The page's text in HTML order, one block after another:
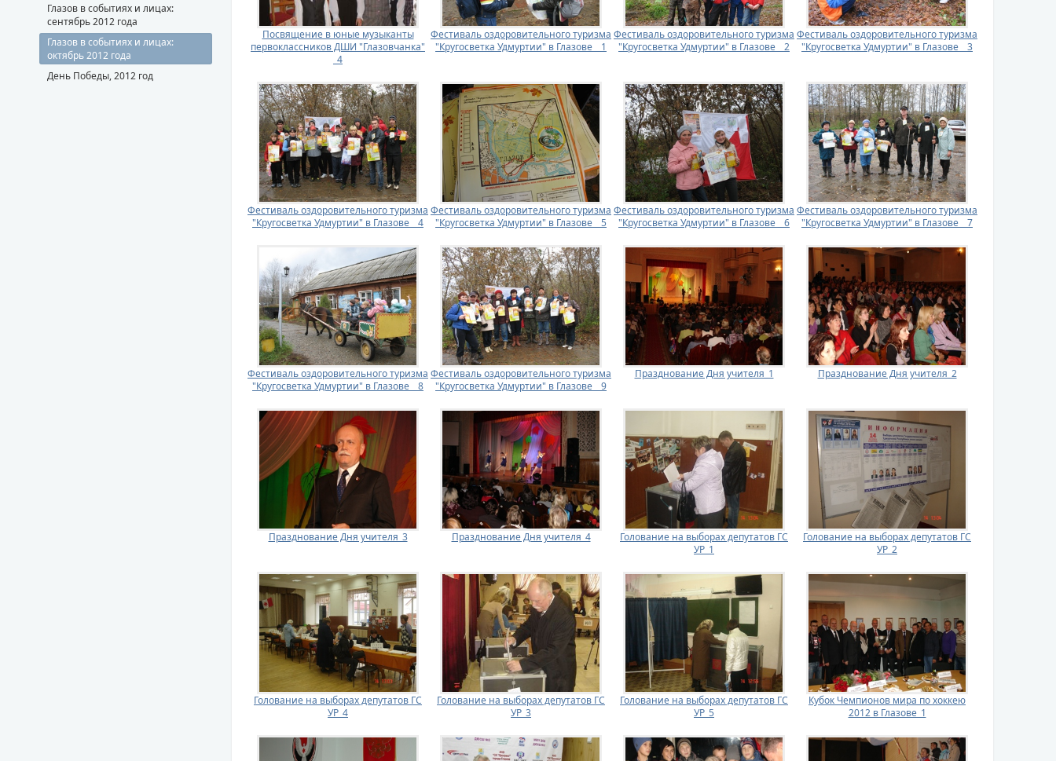
Глазов в событиях и лицах:
сентябрь 2012 года
Глазов в событиях и лицах:
октябрь 2012 года
День Победы, 2012 год
Посвящение в юные музыканты
первоклассников ДШИ "Глазовчанка"
_4
Фестиваль оздоровительного туризма
"Кругосветка Удмуртии" в Глазове _ 1
Фестиваль оздоровительного туризма
"Кругосветка Удмуртии" в Глазове _ 2
Фестиваль оздоровительного туризма
"Кругосветка Удмуртии" в Глазове _ 3
Фестиваль оздоровительного туризма
"Кругосветка Удмуртии" в Глазове _ 4
Фестиваль оздоровительного туризма
"Кругосветка Удмуртии" в Глазове _ 5
Фестиваль оздоровительного туризма
"Кругосветка Удмуртии" в Глазове _ 6
Фестиваль оздоровительного туризма
"Кругосветка Удмуртии" в Глазове _ 7
Фестиваль оздоровительного туризма
"Кругосветка Удмуртии" в Глазове _ 8
Фестиваль оздоровительного туризма
"Кругосветка Удмуртии" в Глазове _ 9
Празднование Дня учителя_1 Празднование Дня учителя_2
Празднование Дня учителя_3 Празднование Дня учителя_4
Голование на выборах депутатов ГС
УР_1
Голование на выборах депутатов ГС
УР_2
Голование на выборах депутатов ГС
УР_4
Голование на выборах депутатов ГС
УР_3
Голование на выборах депутатов ГС
УР_5
Кубок Чемпионов мира по хоккею
2012 в Глазове_1